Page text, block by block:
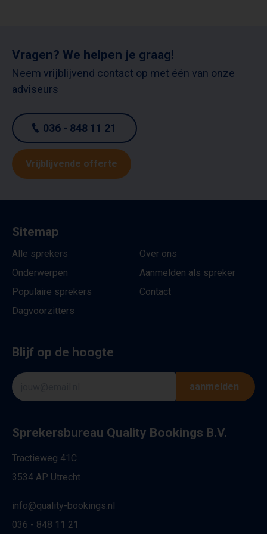
Vragen? We helpen je graag!
Neem vrijblijvend contact op met één van onze
adviseurs
036 - 848 11 21
Vrijblijvende offerte
Sitemap
Alle sprekers
Onderwerpen
Populaire sprekers
Dagvoorzitters
Over ons
Aanmelden als spreker
Contact
Blijf op de hoogte
aanmelden
Sprekersbureau Quality Bookings B.V.
Tractieweg 41C
3534 AP Utrecht
info@quality-bookings.nl
036 - 848 11 21